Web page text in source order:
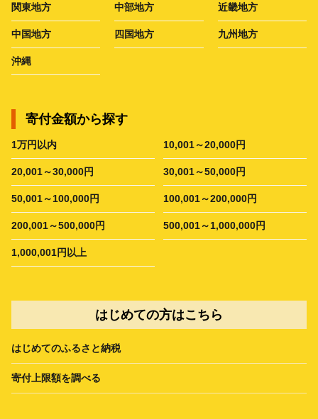
関東地方 中部地方 近畿地方
中国地方 四国地方 九州地方
沖縄
寄付金額から探す
1万円以内 10,001～20,000円
20,001～30,000円 30,001～50,000円
50,001～100,000円 100,001～200,000円
200,001～500,000円 500,001～1,000,000円
1,000,001円以上
はじめての方はこちら
はじめてのふるさと納税
寄付上限額を調べる